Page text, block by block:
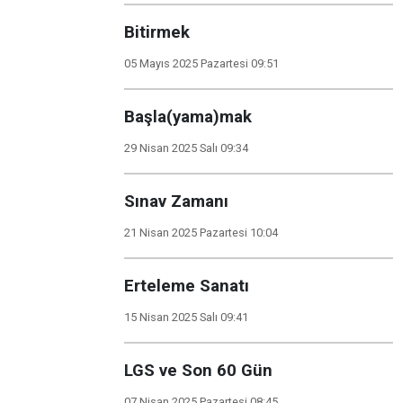
Bitirmek
05 Mayıs 2025 Pazartesi 09:51
Başla(yama)mak
29 Nisan 2025 Salı 09:34
Sınav Zamanı
21 Nisan 2025 Pazartesi 10:04
Erteleme Sanatı
15 Nisan 2025 Salı 09:41
LGS ve Son 60 Gün